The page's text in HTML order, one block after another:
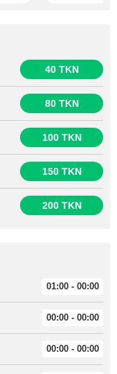
40 TKN
80 TKN
100 TKN
150 TKN
200 TKN
01:00 - 00:00
00:00 - 00:00
00:00 - 00:00